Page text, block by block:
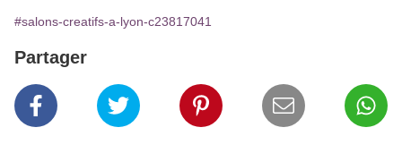
#salons-creatifs-a-lyon-c23817041
Partager